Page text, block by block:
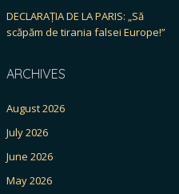
DECLARAȚIA DE LA PARIS: „Să
scăpăm de tirania falsei Europe!”
ARCHIVES
August 2026
July 2026
June 2026
May 2026